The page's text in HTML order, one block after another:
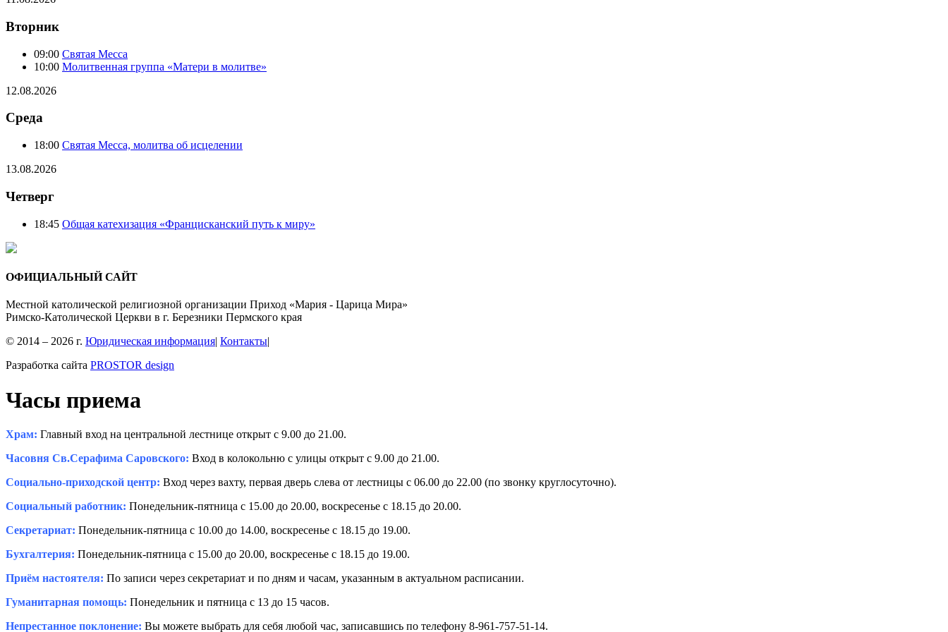
Вторник
09:00 Святая Месса
10:00 Молитвенная группа «Матери в молитве»
12.08.2026
Среда
18:00 Святая Месса, молитва об исцелении
13.08.2026
Четверг
18:45 Общая катехизация «Францисканский путь к миру»
ОФИЦИАЛЬНЫЙ САЙТ
Местной католической религиозной организации Приход «Мария - Царица Мира»
Римско-Католической Церкви в г. Березники Пермского края
© 2014 – 2026 г. Юридическая информация| Контакты|
Разработка сайта PROSTOR design
Часы приема
Храм: Главный вход на центральной лестнице открыт с 9.00 до 21.00.
Часовня Св.Серафима Саровского: Вход в колокольню с улицы открыт с 9.00 до 21.00.
Социально-приходской центр: Вход через вахту, первая дверь слева от лестницы с 06.00 до 22.00 (по звонку круглосуточно).
Социальный работник: Понедельник-пятница с 15.00 до 20.00, воскресенье с 18.15 до 20.00.
Секретариат: Понедельник-пятница с 10.00 до 14.00, воскресенье с 18.15 до 19.00.
Бухгалтерия: Понедельник-пятница с 15.00 до 20.00, воскресенье с 18.15 до 19.00.
Приём настоятеля: По записи через секретариат и по дням и часам, указанным в актуальном расписании.
Гуманитарная помощь: Понедельник и пятница с 13 до 15 часов.
Непрестанное поклонение: Вы можете выбрать для себя любой час, записавшись по телефону 8-961-757-51-14.